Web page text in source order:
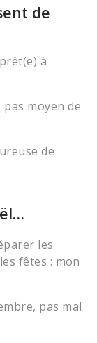
de
à
moyen de
de
les
fêtes : mon
pas mal